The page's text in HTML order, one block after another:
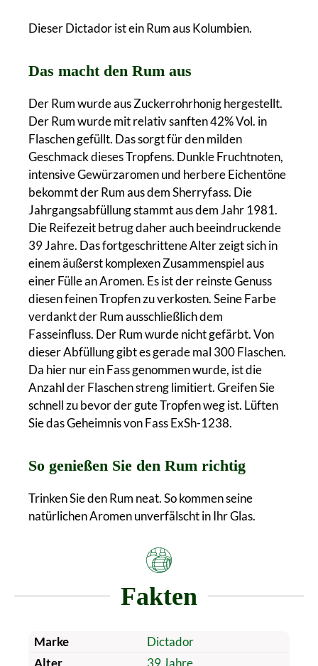
Dieser Dictador ist ein Rum aus Kolumbien.
Das macht den Rum aus
Der Rum wurde aus Zuckerrohrhonig hergestellt.
Der Rum wurde mit relativ sanften 42% Vol. in
Flaschen gefüllt. Das sorgt für den milden
Geschmack dieses Tropfens. Dunkle Fruchtnoten,
intensive Gewürzaromen und herbere Eichentöne
bekommt der Rum aus dem Sherryfass. Die
Jahrgangsabfüllung stammt aus dem Jahr 1981.
Die Reifezeit betrug daher auch beeindruckende
39 Jahre. Das fortgeschrittene Alter zeigt sich in
einem äußerst komplexen Zusammenspiel aus
einer Fülle an Aromen. Es ist der reinste Genuss
diesen feinen Tropfen zu verkosten. Seine Farbe
verdankt der Rum ausschließlich dem
Fasseinfluss. Der Rum wurde nicht gefärbt. Von
dieser Abfüllung gibt es gerade mal 300 Flaschen.
Da hier nur ein Fass genommen wurde, ist die
Anzahl der Flaschen streng limitiert. Greifen Sie
schnell zu bevor der gute Tropfen weg ist. Lüften
Sie das Geheimnis von Fass ExSh-1238.
So genießen Sie den Rum richtig
Trinken Sie den Rum neat. So kommen seine
natürlichen Aromen unverfälscht in Ihr Glas.
Fakten
Marke
Dictador
Alter
39 Jahre